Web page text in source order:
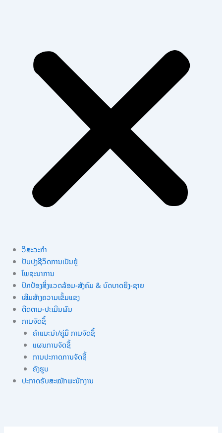
ວິສະວະກຳ
ປັບປຸງຊີວິດການເປັນຢູ່
ໂພຊະນາການ
ປົກປ້ອງສິ່ງແວດລ້ອມ-ສັງຄົມ & ບົດບາດຍິງ-ຊາຍ
ເສີມສ້າງຄວາມເຂັ້ມແຂງ
ຕິດຕາມ-ປະເມີນຜົນ
ການຈັດຊື້
ຄຳແນະນຳ/ຄູ່ມື ການຈັດຊື້
ແຜນການຈັດຊື້
ການປະກາດການຈັດຊື້
ຄັງຮູບ
ປະກາດຮັບສະໝັກພະນັກງານ